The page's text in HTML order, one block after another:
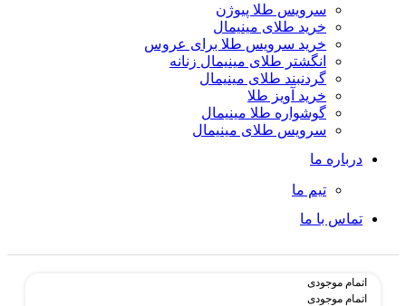
سرویس طلا پیوژن
خرید طلای مینیمال
خرید سرویس طلا برای عروس
انگشتر طلای مینیمال زنانه
گردنبند طلای مینیمال
خرید آویز طلا
گوشواره طلا مینیمال
سرویس طلای مینیمال
درباره ما
تیم ما
تماس با ما
اتمام موجودی
اتمام موجودی